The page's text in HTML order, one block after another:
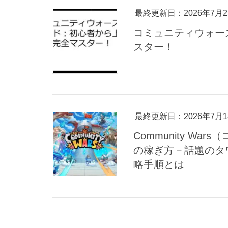
最終更新日：2026年7月
コミュニティウォ
スター！
最終更新日：2026年7月
Community Wars（
の稼ぎ方－話題の
略手順とは